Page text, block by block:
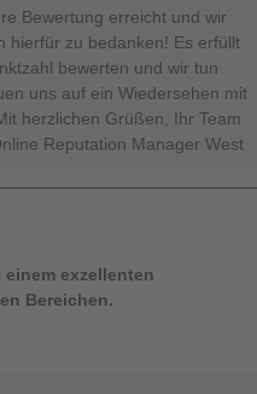
Bewertung erreicht und wir
hierfür zu bedanken! Es erfüllt
bewerten und wir tun
uns auf ein Wiedersehen mit
herzlichen Grüßen, Ihr Team
Reputation Manager West
exzellenten
Bereichen.